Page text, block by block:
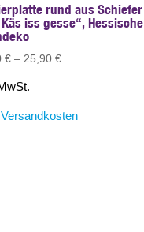
rund aus Schiefer
iss gesse“, Hessische
€– 25,90 €
Versandkosten